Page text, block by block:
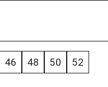
46 48 50 52